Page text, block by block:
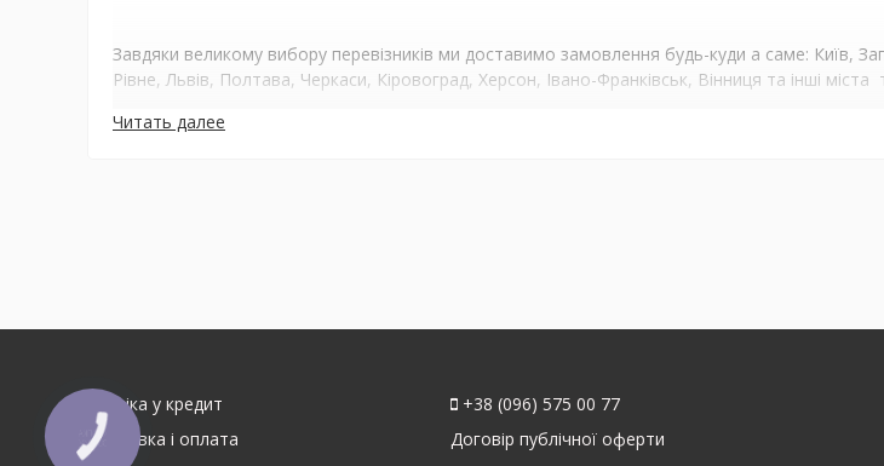
Завдяки великому вибору перевізників ми доставимо замовлення будь-куди а саме: Київ,
Рівне, Львів, Полтава, Черкаси, Кіровоград, Херсон, Івано-Франківськ, Вінниця та інші
Читать далее
Техніка у кредит
Доставка і оплата
+38 (096) 575 00 77
Договір публічної оферти
КНОПКА
ЗВ'ЯЗКУ